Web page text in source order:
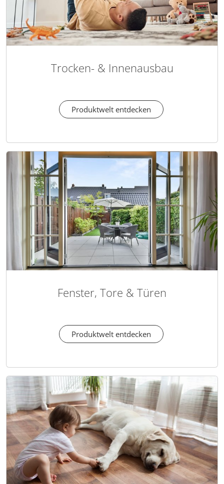
Trocken- & Innenausbau
Produktwelt entdecken
Fenster, Tore & Türen
Produktwelt entdecken